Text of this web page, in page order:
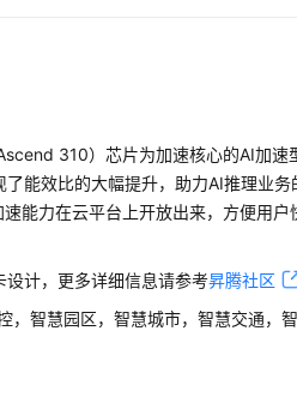
310）芯片为加速核心的AI加速
能效比的大幅提升，助力AI推理业
能力在云平台上开放出来，方便用
计，更多详细信息请参考昇腾社区
，智慧园区，智慧城市，智慧交通，